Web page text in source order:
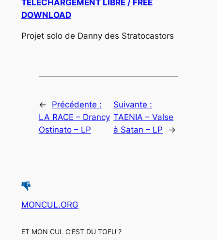
TELECHARGEMENT LIBRE / FREE
DOWNLOAD
Projet solo de Danny des Stratocastors
←
Précédente :
LA RACE – Drancy
Ostinato – LP
Suivante :
TAENIA – Valse
à Satan – LP
→
MONCUL.ORG
ET MON CUL C'EST DU TOFU ?